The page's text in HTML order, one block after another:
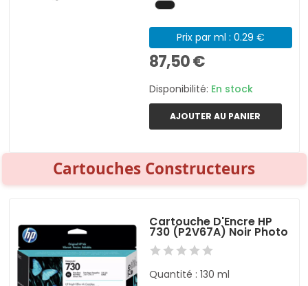
Prix par ml : 0.29 €
87,50 €
Disponibilité: En stock
AJOUTER AU PANIER
Cartouches Constructeurs
Cartouche D'Encre HP
730 (P2V67A) Noir Photo
Quantité : 130 ml